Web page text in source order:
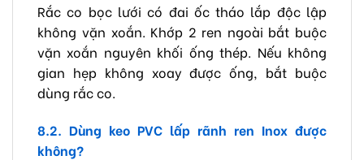
Rắc co bọc lưới có đai ốc tháo lắp độc lập
không vặn xoắn. Khớp 2 ren ngoài bắt buộc
vặn xoắn nguyên khối ống thép. Nếu không
gian hẹp không xoay được ống, bắt buộc
dùng rắc co.
8.2. Dùng keo PVC lấp rãnh ren Inox được
không?